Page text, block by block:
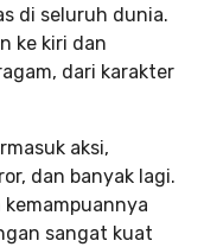
di seluruh dunia.
ke kiri dan
dari karakter
aksi,
dan banyak lagi.
sangat kuat